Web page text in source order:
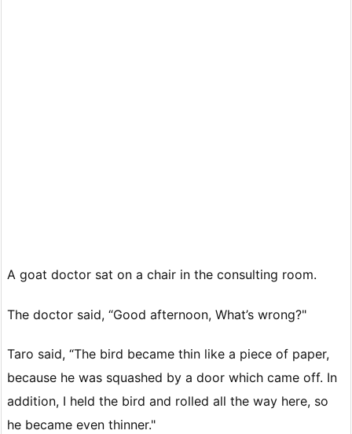
A goat doctor sat on a chair in the consulting room.
The doctor said, “Good afternoon, What’s wrong?"
Taro said, “The bird became thin like a piece of paper,
because he was squashed by a door which came off. In
addition, I held the bird and rolled all the way here, so
he became even thinner."